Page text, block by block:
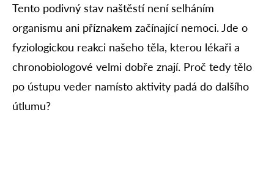
Tento podivný stav naštěstí není selháním
organismu ani příznakem začínající nemoci. Jde o
fyziologickou reakci našeho těla, kterou lékaři a
chronobiologové velmi dobře znají. Proč tedy tělo
po ústupu veder namísto aktivity padá do dalšího
útlumu?